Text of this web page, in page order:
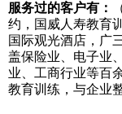
服务过的客户有：
约，国威人寿教育
国际观光酒店，广
盖保险业、电子业
业、工商行业等百
教育训练，与企业